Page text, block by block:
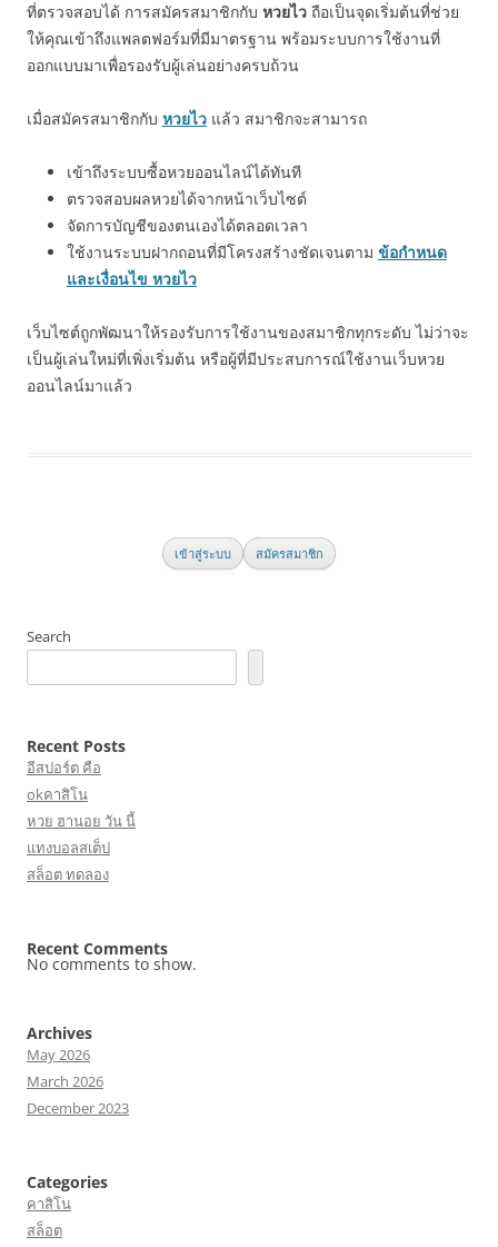
ที่ตรวจสอบได้ การสมัครสมาชิกกับ หวยไว ถือเป็นจุดเริ่มต้นที่ช่วย
ให้คุณเข้าถึงแพลตฟอร์มที่มีมาตรฐาน พร้อมระบบการใช้งานที่
ออกแบบมาเพื่อรองรับผู้เล่นอย่างครบถ้วน
เมื่อสมัครสมาชิกกับ หวยไว แล้ว สมาชิกจะสามารถ
เข้าถึงระบบซื้อหวยออนไลน์ได้ทันที
ตรวจสอบผลหวยได้จากหน้าเว็บไซต์
จัดการบัญชีของตนเองได้ตลอดเวลา
ใช้งานระบบฝากถอนที่มีโครงสร้างชัดเจนตาม ข้อกำหนด
และเงื่อนไข หวยไว
เว็บไซต์ถูกพัฒนาให้รองรับการใช้งานของสมาชิกทุกระดับ ไม่ว่าจะ
เป็นผู้เล่นใหม่ที่เพิ่งเริ่มต้น หรือผู้ที่มีประสบการณ์ใช้งานเว็บหวย
ออนไลน์มาแล้ว
เข้าสู่ระบบ สมัครสมาชิก
Search
Recent Posts
อีสปอร์ต คือ
okคาสิโน
หวย ฮานอย วัน นี้
แทงบอลสเต็ป
สล็อต ทดลอง
Recent Comments
No comments to show.
Archives
May 2026
March 2026
December 2023
Categories
คาสิโน
สล็อต